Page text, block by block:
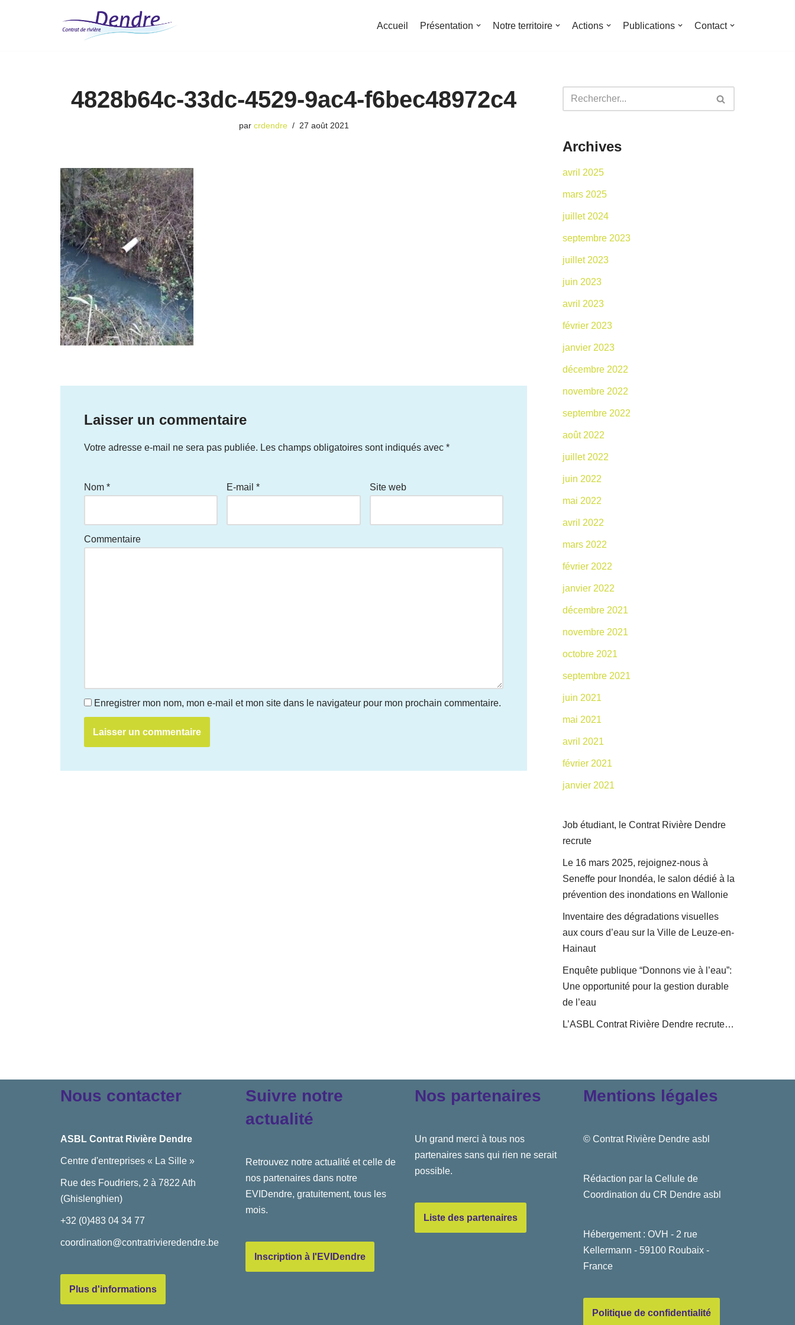
Accueil Présentation Notre territoire Actions Publications Contact
4828b64c-33dc-4529-9ac4-f6bec48972c4
par crdendre 27 août 2021
Laisser un commentaire
Votre adresse e-mail ne sera pas publiée. Les champs obligatoires sont indiqués avec *
Nom * E-mail* Site web
Commentaire
Enregistrer mon nom, mon e-mail et mon site dans le navigateur pour mon prochain commentaire.
Archives
avril 2025
mars 2025
juillet 2024
septembre 2023
juillet 2023
juin 2023
avril 2023
février 2023
janvier 2023
décembre 2022
novembre 2022
septembre 2022
août 2022
juillet 2022
juin 2022
mai 2022
avril 2022
mars 2022
février 2022
janvier 2022
décembre 2021
novembre 2021
octobre 2021
septembre 2021
juin 2021
mai 2021
avril 2021
février 2021
janvier 2021
Job étudiant, le Contrat Rivière Dendre
recrute
Le 16 mars 2025, rejoignez-nous à
Seneffe pour Inondéa, le salon dédié à la
prévention des inondations en Wallonie
Inventaire des dégradations visuelles
aux cours d’eau sur la Ville de Leuze-en-
Hainaut
Enquête publique “Donnons vie à l’eau”:
Une opportunité pour la gestion durable
de l’eau
L’ASBL Contrat Rivière Dendre recrute…
Nous contacter
ASBL Contrat Rivière Dendre
Centre d'entreprises « La Sille »
Rue des Foudriers, 2 à 7822 Ath
(Ghislenghien)
+32 (0)483 04 34 77
coordination@contratrivieredendre.be
Plus d'informations
Suivre notre
actualité
Retrouvez notre actualité et celle de
nos partenaires dans notre
EVIDendre, gratuitement, tous les
mois.
Inscription à l'EVIDendre
Nos partenaires
Un grand merci à tous nos
partenaires sans qui rien ne serait
possible.
Liste des partenaires
Mentions légales
© Contrat Rivière Dendre asbl
Rédaction par la Cellule de
Coordination du CR Dendre asbl
Hébergement : OVH - 2 rue
Kellermann - 59100 Roubaix -
France
Politique de confidentialité